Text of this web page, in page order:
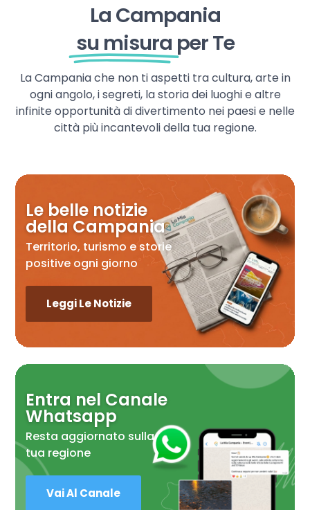
La Campania
su misura per Te
La Campania che non ti aspetti tra cultura, arte in
ogni angolo, i segreti, la storia dei luoghi e altre
infinite opportunità di divertimento nei paesi e nelle
città più incantevoli della tua regione.
Le belle notizie
della Campania
Territorio, turismo e storie
positive ogni giorno
Leggi Le Notizie
Entra nel Canale
Whatsapp
Resta aggiornato sulla
tua regione
Vai Al Canale